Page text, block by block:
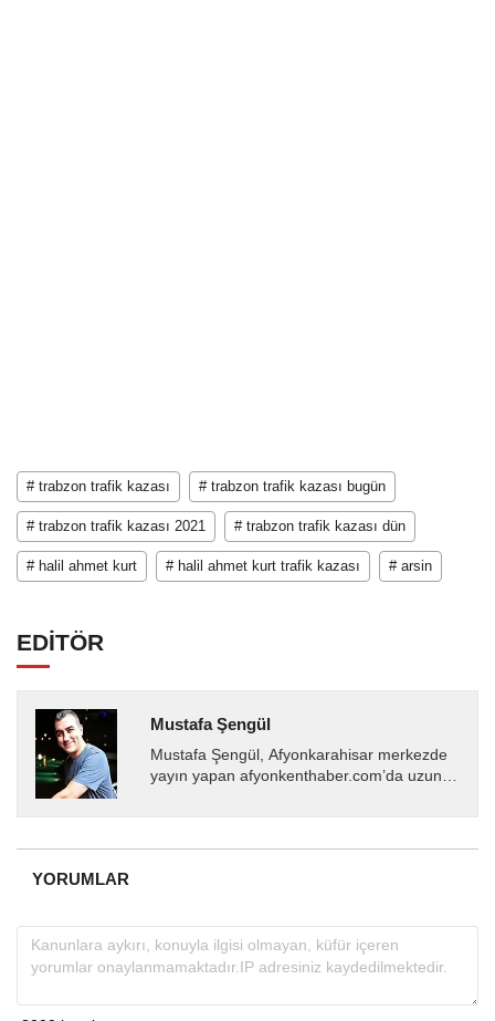
# trabzon trafik kazası # trabzon trafik kazası bugün
# trabzon trafik kazası 2021 # trabzon trafik kazası dün
# halil ahmet kurt # halil ahmet kurt trafik kazası # arsin
EDİTÖR
Mustafa Şengül
Mustafa Şengül, Afyonkarahisar merkezde
yayın yapan afyonkenthaber.com’da uzun
almakta, haber akışı...
YORUMLAR